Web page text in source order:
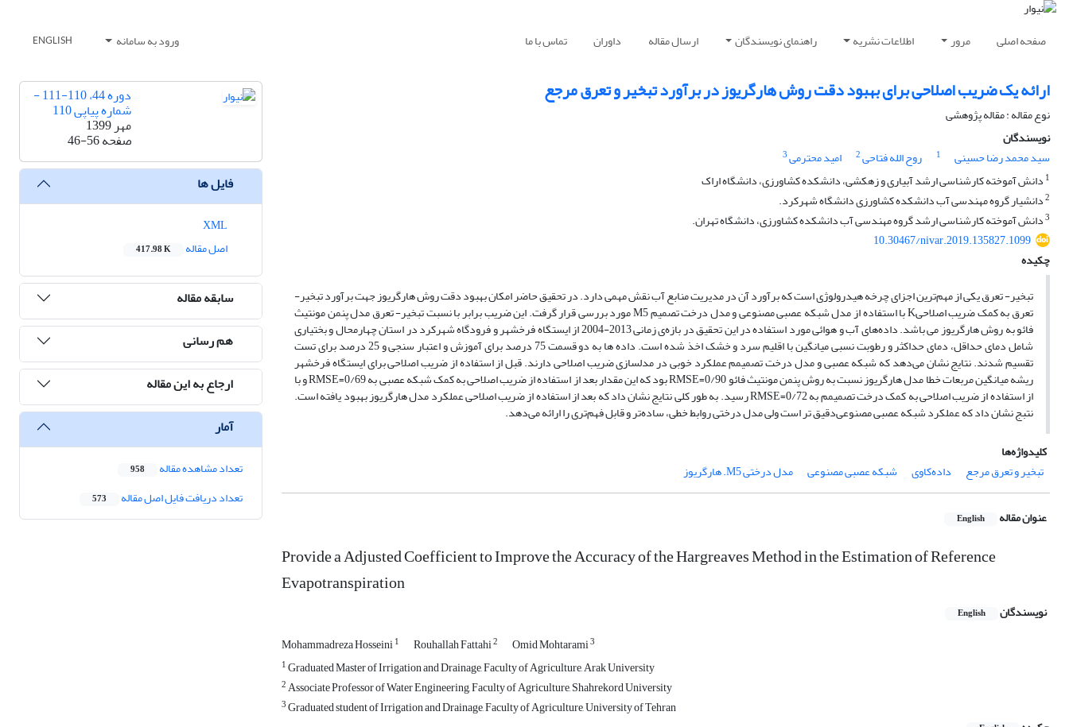
صفحه اصلی مرور اطلاعات نشریه راهنمای نویسندگان ارسال مقاله داوران تماس با ما ورود به سامانه ENGLISH
ارائه یک ضریب اصلاحی برای بهبود دقت روش هارگریوز در برآورد تبخیر و تعرق مرجع
نوع مقاله : مقاله پژوهشی
نویسندگان
سید محمد رضا حسینی
1 روح الله فتاحی2 امید محترمی3
1 دانش آموخته کارشناسی ارشد آبیاری و زهکشی، دانشکده کشاورزی، دانشگاه اراک
2دانشیار گروه مهندسی آب دانشکده کشاورزی دانشگاه شهرکرد.
3دانش آموخته کارشناسی ارشد گروه مهندسی آب دانشکده کشاورزی، دانشگاه تهران.
10.30467/nivar.2019.135827.1099
چکیده
تبخیر- تعرق یکی از مهم‌ترین اجزای چرخه هیدرولوژی است که برآورد آن در مدیریت منابع آب نقش مهمی دارد. در تحقیق حاضر امکان بهبود دقت روش هارگریوز جهت برآورد تبخیر-
تعرق به کمک ضریب اصلاحیK با استفاده از مدل شبکه عصبی مصنوعی و مدل درخت تصمیم M5 مورد بررسی قرار گرفت. این ضریب برابر با نسبت تبخیر- تعرق مدل پنمن مونتیث
فائو به روش هارگریوز می باشد. داده‌های آب و هوائی مورد استفاده در این تحقیق در بازه‌ی زمانی 2013-2004 از ایستگاه فرخشهر و فرودگاه شهرکرد در استان چهارمحال و بختیاری
شامل دمای حداقل، دمای حداکثر و رطوبت نسبی میانگین با اقلیم سرد و خشک اخذ شده است. داده ها به دو قسمت 75 درصد برای آموزش و اعتبار سنجی و 25 درصد برای تست
تقسیم شدند. نتایج نشان می‌دهد که شبکه عصبی و مدل درخت تصمیمم عملکرد خوبی در مدلسازی ضریب اصلاحی دارند. قبل از استفاده از ضریب اصلاحی برای ایستگاه فرخشهر
ریشه میانگین مربعات خطا مدل هارگریوز نسبت به روش پنمن مونتیث فائو RMSE=0/90 بود که این مقدار بعد از استفاده از ضریب اصلاحی به کمک شبکه عصبی به RMSE=0/69 و با
از استفاده از ضریب اصلاحی به کمک درخت تصمیمم به RMSE=0/72 رسید. به طور کلی نتایج نشان داد که بعد از استفاده از ضریب اصلاحی عملکرد مدل هارگریوز بهبود یافته است.
نتبج نشان داد که عملکرد شبکه عصبی مصنوعی‌دقیق تر است ولی مدل درختی روابط خطی، ساده‌تر و قابل فهم‌تری را ارائه می‌دهد.
کلیدواژه‌ها
تبخیر و تعرق مرجع
داده‌کاوی شبکه عصبی مصنوعی مدل درختی M5. هارگریوز
عنوان مقاله English
Provide a Adjusted Coefficient to Improve the Accuracy of the Hargreaves Method in the Estimation of Reference
Evapotranspiration
نویسندگان English
Mohammadreza Hosseini1 Rouhallah Fattahi2 Omid Mohtarami3
1Graduated Master of Irrigation and Drainage, Faculty of Agriculture, Arak University
2Associate Professor of Water Engineering, Faculty of Agriculture, Shahrekord University
3Graduated student of Irrigation and Drainage, Faculty of Agriculture, University of Tehran
دوره 44، 110-111 -
شماره پیاپی 110
مهر 1399
صفحه46-56
فایل ها
اصل مقاله
417.98 K
سابقه مقاله
هم رسانی
ارجاع به این مقاله
آمار
تعداد مشاهده مقاله 958
تعداد دریافت فایل اصل مقاله 573